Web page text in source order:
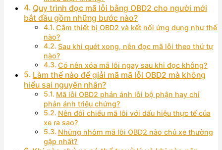
Quy trình đọc mã lỗi bằng OBD2 cho người mới
bắt đầu gồm những bước nào?
Cắm thiết bị OBD2 và kết nối ứng dụng như thế
nào?
Sau khi quét xong, nên đọc mã lỗi theo thứ tự
nào?
Có nên xóa mã lỗi ngay sau khi đọc không?
Làm thế nào để giải mã mã lỗi OBD2 mà không
hiểu sai nguyên nhân?
Mã lỗi OBD2 phản ánh lỗi bộ phận hay chỉ
phản ánh triệu chứng?
Nên đối chiếu mã lỗi với dấu hiệu thực tế của
xe ra sao?
Những nhóm mã lỗi OBD2 nào chủ xe thường
gặp nhất?